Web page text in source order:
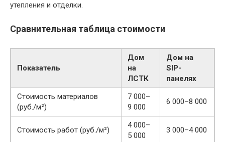
утепления и отделки.
Сравнительная таблица стоимости
Показатель
Дом
на
ЛСТК
Дом на
SIP-
панелях
Стоимость материалов
(руб./м²)
7 000–
9 000
6 000–8 000
Стоимость работ (руб./м²)
4 000–
5 000
3 000–4 000